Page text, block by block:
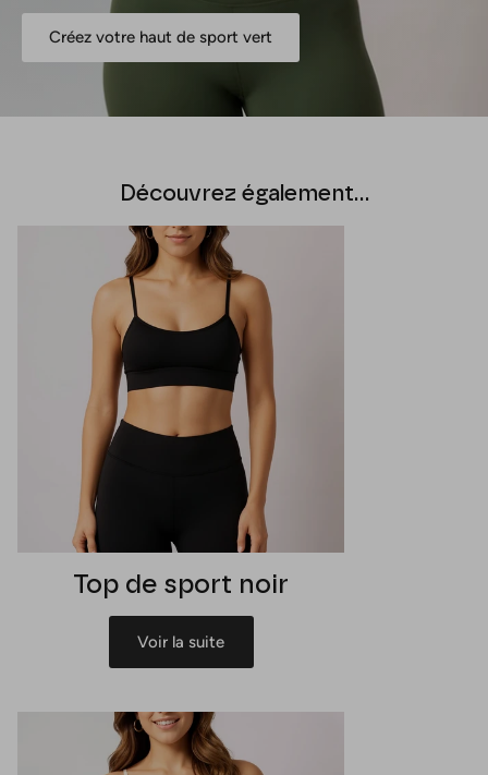
Créez votre haut de sport vert
Découvrez également...
Top de sport noir
Voir la suite